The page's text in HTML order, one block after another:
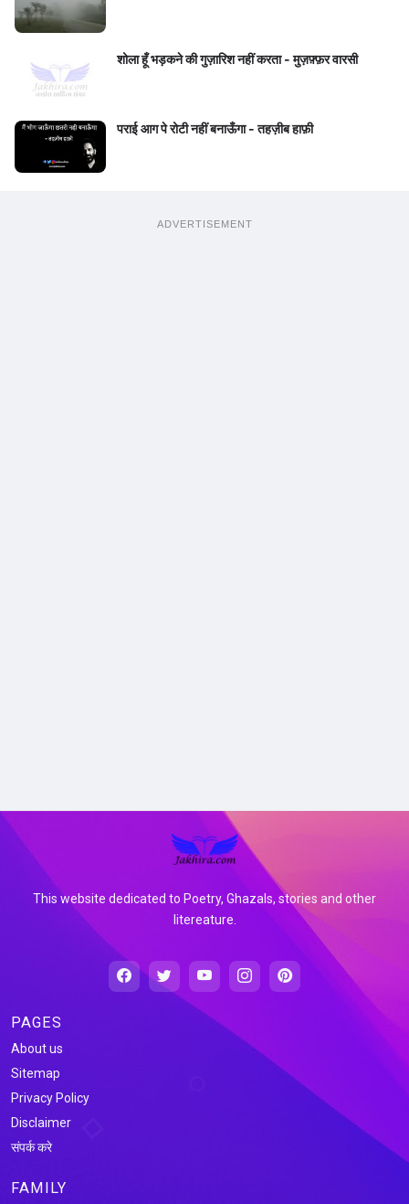
शोला हूँ भड़कने की गुज़ारिश नहीं करता - मुज़फ़्फ़र वारसी
पराई आग पे रोटी नहीं बनाऊँगा - तहज़ीब हाफ़ी
ADVERTISEMENT
This website dedicated to Poetry, Ghazals, stories and other
litereature.
PAGES
About us
Sitemap
Privacy Policy
Disclaimer
संपर्क करे
FAMILY